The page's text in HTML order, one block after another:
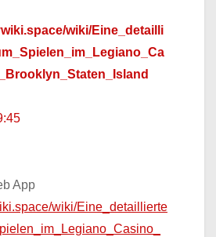
wiki/Eine_detailli
App
wiki/Eine_detaillierte